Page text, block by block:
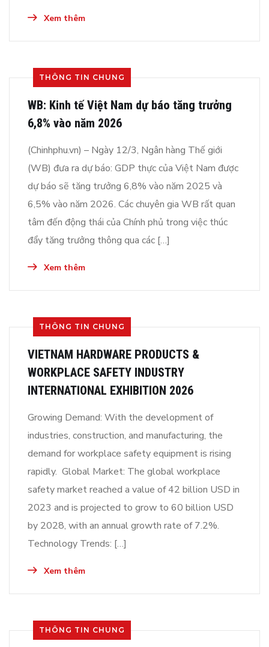
Xem thêm
THÔNG TIN CHUNG
WB: Kinh tế Việt Nam dự báo tăng trưởng
6,8% vào năm 2026
(Chinhphu.vn) – Ngày 12/3, Ngân hàng Thế giới
(WB) đưa ra dự báo: GDP thực của Việt Nam được
dự báo sẽ tăng trưởng 6,8% vào năm 2025 và
6,5% vào năm 2026. Các chuyên gia WB rất quan
tâm đến động thái của Chính phủ trong việc thúc
đẩy tăng trưởng thông qua các […]
Xem thêm
THÔNG TIN CHUNG
VIETNAM HARDWARE PRODUCTS &
WORKPLACE SAFETY INDUSTRY
INTERNATIONAL EXHIBITION 2026
Growing Demand: With the development of
industries, construction, and manufacturing, the
demand for workplace safety equipment is rising
rapidly. Global Market: The global workplace
safety market reached a value of 42 billion USD in
2023 and is projected to grow to 60 billion USD
by 2028, with an annual growth rate of 7.2%.
Technology Trends: […]
Xem thêm
THÔNG TIN CHUNG